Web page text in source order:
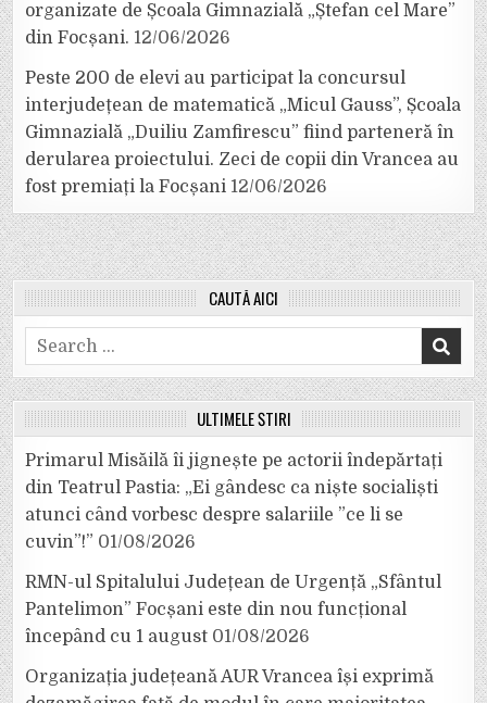
organizate de Școala Gimnazială „Ștefan cel Mare”
din Focșani. 12/06/2026
Peste 200 de elevi au participat la concursul
interjudețean de matematică „Micul Gauss”, Școala
Gimnazială „Duiliu Zamfirescu” fiind parteneră în
derularea proiectului. Zeci de copii din Vrancea au
fost premiați la Focșani 12/06/2026
CAUTĂ AICI
Search
for:
ULTIMELE ȘTIRI
Primarul Misăilă îi jignește pe actorii îndepărtați
din Teatrul Pastia: „Ei gândesc ca niște socialiști
atunci când vorbesc despre salariile ”ce li se
cuvin”!” 01/08/2026
RMN-ul Spitalului Județean de Urgență „Sfântul
Pantelimon” Focșani este din nou funcțional
începând cu 1 august 01/08/2026
Organizația județeană AUR Vrancea își exprimă